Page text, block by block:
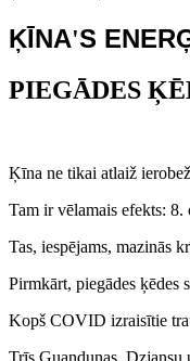
ĶĪNA'S
PIEGĀDES
Ķīna ne tikai atlaiž
Tam ir vēlamais efekts: 8.
Tas, iespējams, mazinās
Pirmkārt, piegādes ķēdes
Kopš COVID izraisītie
Trīs Guandunas,